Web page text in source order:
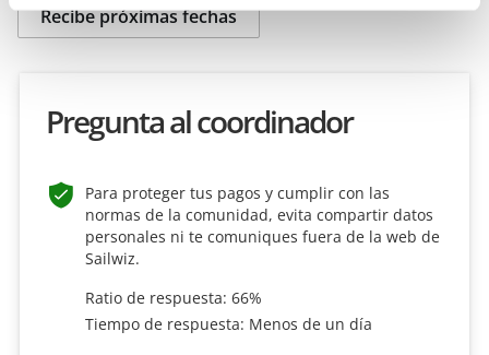
Recibe próximas fechas
Pregunta al coordinador
Para proteger tus pagos y cumplir con las
normas de la comunidad, evita compartir datos
personales ni te comuniques fuera de la web de
Sailwiz.
Ratio de respuesta: 66%
Tiempo de respuesta: Menos de un día